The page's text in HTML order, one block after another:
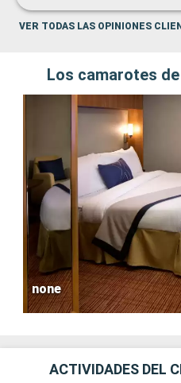
VER TODAS LAS OPINIONES
Los camarotes
none
ACTIVIDADES DEL